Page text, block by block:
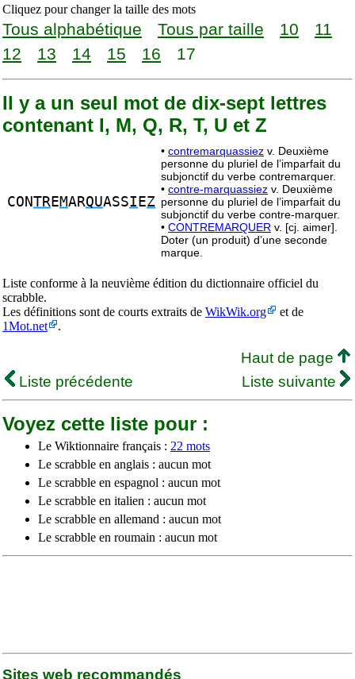
Cliquez pour changer la taille des mots
Tous alphabétique Tous par taille 10
11
12
13 14 15 16 17
Il y a un seul mot de dix-sept lettres
contenant I, M, Q, R, T, U et Z
CONTREMARQUASSI EZ
• contremarquassiez v. Deuxième
personne du pluriel de l’imparfait du
subjonctif du verbe contremarquer.
• contre-marquassiez v. Deuxième
personne du pluriel de l’imparfait du
subjonctif du verbe contre-marquer.
• CONTREMARQUER v. [cj. aimer].
Doter (un produit) d’une seconde
marque.
Liste conforme à la neuvième édition du dictionnaire officiel du
scrabble.
Les définitions sont de courts extraits de WikWik.org
et de
1Mot.net
.
Haut de page
Liste précédente
Liste suivante
Voyez cette liste pour :
Le Wiktionnaire français : 22 mots
Le scrabble en anglais : aucun mot
Le scrabble en espagnol : aucun mot
Le scrabble en italien : aucun mot
Le scrabble en allemand : aucun mot
Le scrabble en roumain : aucun mot
Sites web recommandés